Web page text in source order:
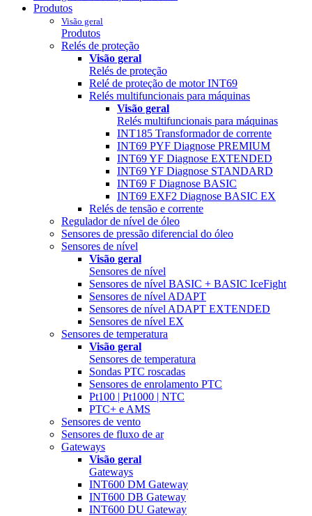
Produtos
Visão geral
Produtos
Relés de proteção
Visão geral
Relés de proteção
Relé de proteção de motor INT69
Relés multifuncionais para máquinas
Visão geral
Relés multifuncionais para máquinas
INT185 Transformador de corrente
INT69 PYF Diagnose PREMIUM
INT69 YF Diagnose EXTENDED
INT69 YF Diagnose STANDARD
INT69 F Diagnose BASIC
INT69 EXF2 Diagnose BASIC EX
Relés de tensão e corrente
Regulador de nível de óleo
Sensores de pressão diferencial do óleo
Sensores de nível
Visão geral
Sensores de nível
Sensores de nível BASIC + BASIC IceFight
Sensores de nível ADAPT
Sensores de nível ADAPT EXTENDED
Sensores de nível EX
Sensores de temperatura
Visão geral
Sensores de temperatura
Sondas PTC roscadas
Sensores de enrolamento PTC
Pt100 | Pt1000 | NTC
PTC+ e AMS
Sensores de vento
Sensores de fluxo de ar
Gateways
Visão geral
Gateways
INT600 DM Gateway
INT600 DB Gateway
INT600 DU Gateway